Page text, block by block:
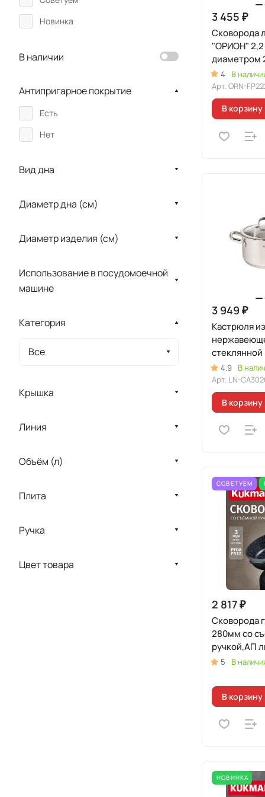
3 455 ₽
Сковорода
"ОРИОН" 2,2
диаметром
стеклянной
4
В
Арт. ORN-
В корзину
3 949 ₽
Кастрюля из
линия
4.9
В
Арт. LN-
В корзину
СОВЕТУЕМ
2 817 ₽
Сковорода
280мм со
ручкой,АП
(черный)
5 В
В корзину
НОВИНКА
Новинка
В наличии
Антипригарное покрытие
Есть
Нет
Вид дна
Диаметр дна (см)
Диаметр изделия (см)
Использование в посудомоечной
машине
Категория
Все
Крышка
Линия
Объём (л)
Плита
Ручка
Цвет товара